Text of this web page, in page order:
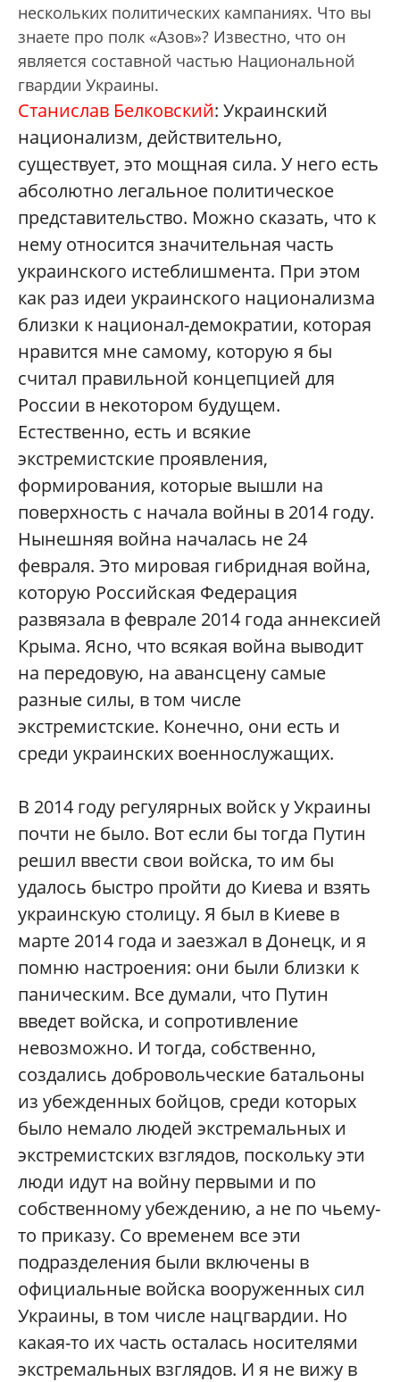
нескольких политических кампаниях. Что вы
знаете про полк «Азов»? Известно, что он
является составной частью Национальной
гвардии Украины.
Станислав Белковский: Украинский
национализм, действительно,
существует, это мощная сила. У него есть
абсолютно легальное политическое
представительство. Можно сказать, что к
нему относится значительная часть
украинского истеблишмента. При этом
как раз идеи украинского национализма
близки к национал-демократии, которая
нравится мне самому, которую я бы
считал правильной концепцией для
России в некотором будущем.
Естественно, есть и всякие
экстремистские проявления,
формирования, которые вышли на
поверхность с начала войны в 2014 году.
Нынешняя война началась не 24
февраля. Это мировая гибридная война,
которую Российская Федерация
развязала в феврале 2014 года аннексией
Крыма. Ясно, что всякая война выводит
на передовую, на авансцену самые
разные силы, в том числе
экстремистские. Конечно, они есть и
среди украинских военнослужащих.
В 2014 году регулярных войск у Украины
почти не было. Вот если бы тогда Путин
решил ввести свои войска, то им бы
удалось быстро пройти до Киева и взять
украинскую столицу. Я был в Киеве в
марте 2014 года и заезжал в Донецк, и я
помню настроения: они были близки к
паническим. Все думали, что Путин
введет войска, и сопротивление
невозможно. И тогда, собственно,
создались добровольческие батальоны
из убежденных бойцов, среди которых
было немало людей экстремальных и
экстремистских взглядов, поскольку эти
люди идут на войну первыми и по
собственному убеждению, а не по чьему-
то приказу. Со временем все эти
подразделения были включены в
официальные войска вооруженных сил
Украины, в том числе нацгвардии. Но
какая-то их часть осталась носителями
экстремальных взглядов. И я не вижу в